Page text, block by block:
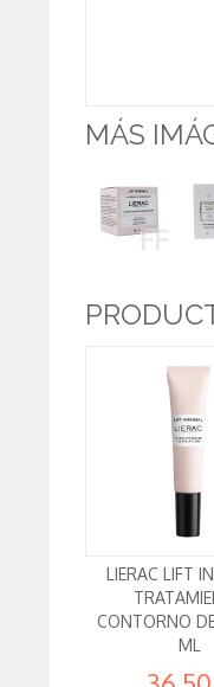
MÁS
LIERAC LIFT
CONTORNO
ML